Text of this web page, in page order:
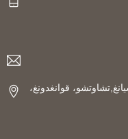
قوانغدونغ،